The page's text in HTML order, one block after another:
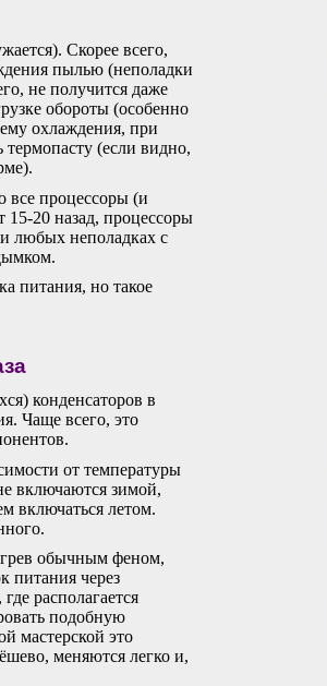
Скорее всего,
пылью (неполадки
не получится даже
обороты (особенно
охлаждения, при
(если видно,
все процессоры (и
20 назад, процессоры
любых неполадках с
питания, но такое
конденсаторов в
Чаще всего, это
от температуры
включаются зимой,
включаться летом.
обычным феном,
питания через
располагается
подобную
мастерской это
меняются легко и,